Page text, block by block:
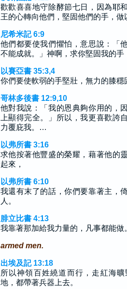
歡歡喜喜地守除酵節七日，因為耶
王的心轉向他們，堅固他們的手，做
尼希米記 6:9
他們都要使我們懼怕，意思說：「
不能成就。」神啊，求你堅固我的手
以賽亞書 35:3,4
你們要使軟弱的手堅壯，無力的膝
哥林多後書 12:9,10
他對我說：「我的恩典夠你用的，
上顯得完全。」所以，我更喜歡誇
力覆庇我。…
以弗所書 3:16
求他按著他豐盛的榮耀，藉著他的
起來，
以弗所書 6:10
我還有末了的話，你們要靠著主，
人。
腓立比書 4:13
我靠著那加給我力量的，凡事都能做。
armed men.
出埃及記 13:18
所以神領百姓繞道而行，走紅海
地，都帶著兵器上去。